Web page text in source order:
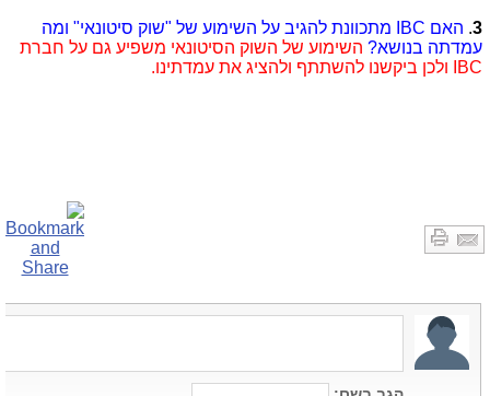
3
. האם IBC
מתכוונת להגיב על השימוע של "שוק סיטונאי" ומה
עמדתה בנושא? השימוע של השוק הסיטונאי משפיע גם על חברת
IBC
ולכן ביקשנו להשתתף ולהציג את עמדתינו.